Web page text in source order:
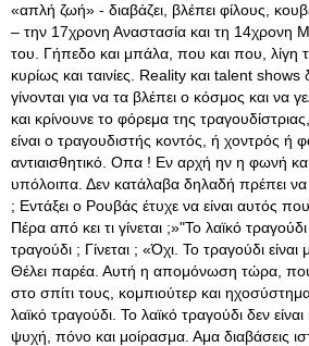
«απλή ζωή» - διαβάζει, βλέπει φίλους,
– την 17χρονη Αναστασία και τη 14χρονη
του. Γήπεδο και μπάλα, που και που, λίγη
κυρίως και ταινίες. Reality και talent shows
γίνονται για να τα βλέπει ο κόσμος και να
και κρίνουνε το φόρεμα της
είναι ο τραγουδιστής κοντός, ή χοντρός ή
αντιαισθητικό. Οπα ! Εν αρχή ην η φωνή
υπόλοιπα. Δεν κατάλαβα δηλαδή πρέπει να
; Εντάξει ο Ρουβάς έτυχε να είναι αυτός
Πέρα από κει τι γίνεται ;»"Το λαϊκό
τραγούδι ; Γίνεται ; «Όχι. Το τραγούδι
Θέλει παρέα. Αυτή η απομόνωση τώρα,
στο σπίτι τους, κομπιούτερ και
λαϊκό τραγούδι. Το λαϊκό τραγούδι δεν
ψυχή, πόνο και μοίρασμα. Αμα διαβάσεις